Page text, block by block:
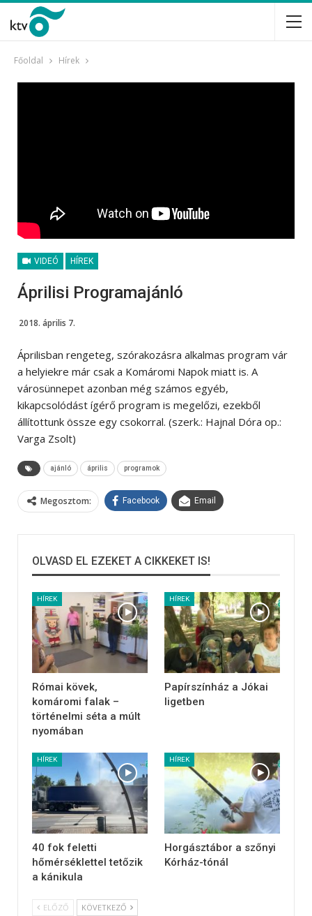
Főoldal Hírek
VIDEÓ HÍREK
Áprilisi Programajánló
2018. április 7.
Áprilisban rengeteg, szórakozásra alkalmas program vár
a helyiekre már csak a Komáromi Napok miatt is. A
városünnepet azonban még számos egyéb,
kikapcsolódást ígérő program is megelőzi, ezekből
állítottunk össze egy csokorral. (szerk.: Hajnal Dóra op.:
Varga Zsolt)
ajánló április programok
Megosztom: Facebook Email
OLVASD EL EZEKET A CIKKEKET IS!
HÍREK
Római kövek,
komáromi falak –
történelmi séta a múlt
nyomában
HÍREK
Papírszínház a Jókai
ligetben
HÍREK
40 fok feletti
hőmérséklettel tetőzik
a kánikula
HÍREK
Horgásztábor a szőnyi
Kórház-tónál
ELŐZŐ KÖVETKEZŐ